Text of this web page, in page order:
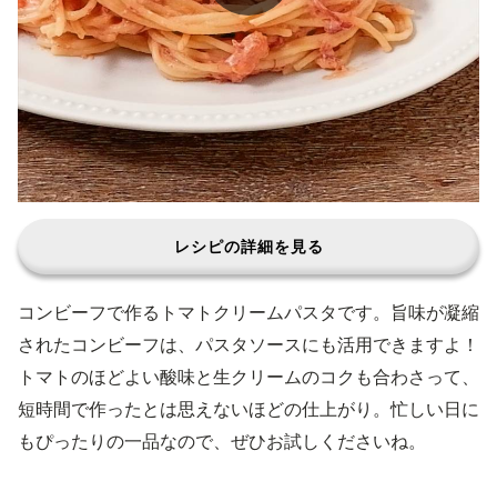
レシピの詳細を見る
コンビーフで作るトマトクリームパスタです。旨味が凝縮
されたコンビーフは、パスタソースにも活用できますよ！
トマトのほどよい酸味と生クリームのコクも合わさって、
短時間で作ったとは思えないほどの仕上がり。忙しい日に
もぴったりの一品なので、ぜひお試しくださいね。